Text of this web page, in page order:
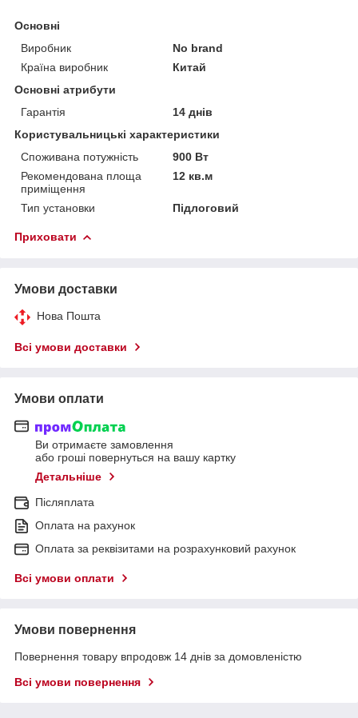
Основні
Виробник
No brand
Країна виробник
Китай
Основні атрибути
Гарантія
14 днів
Користувальницькі характеристики
Споживана потужність
900 Вт
Рекомендована площа
приміщення
12 кв.м
Тип установки Підлоговий
Приховати
Умови доставки
Нова Пошта
Всі умови доставки
Умови оплати
Ви отримаєте замовлення
або гроші повернуться на вашу картку
Детальніше
Післяплата
Оплата на рахунок
Оплата за реквізитами на розрахунковий рахунок
Всі умови оплати
Умови повернення
Повернення товару впродовж 14 днів за домовленістю
Всі умови повернення